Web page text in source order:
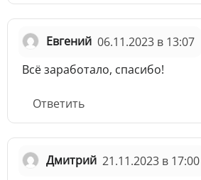
Евгений 06.11.2023 в 13:07
Всё заработало, спасибо!
Ответить
Дмитрий 21.11.2023 в 17:00